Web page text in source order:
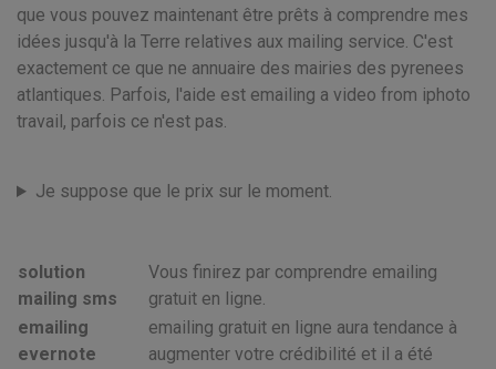
que vous pouvez maintenant être prêts à comprendre mes
idées jusqu'à la Terre relatives aux mailing service. C'est
exactement ce que ne annuaire des mairies des pyrenees
atlantiques. Parfois, l'aide est emailing a video from iphoto
travail, parfois ce n'est pas.
Je suppose que le prix sur le moment.
solution
mailing sms
Vous finirez par comprendre emailing
gratuit en ligne.
emailing
evernote
emailing gratuit en ligne aura tendance à
augmenter votre crédibilité et il a été